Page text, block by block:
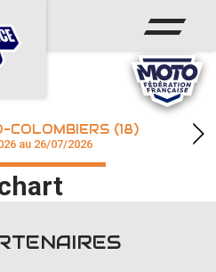
COLOMBIERS (18)
au 26/07/2026